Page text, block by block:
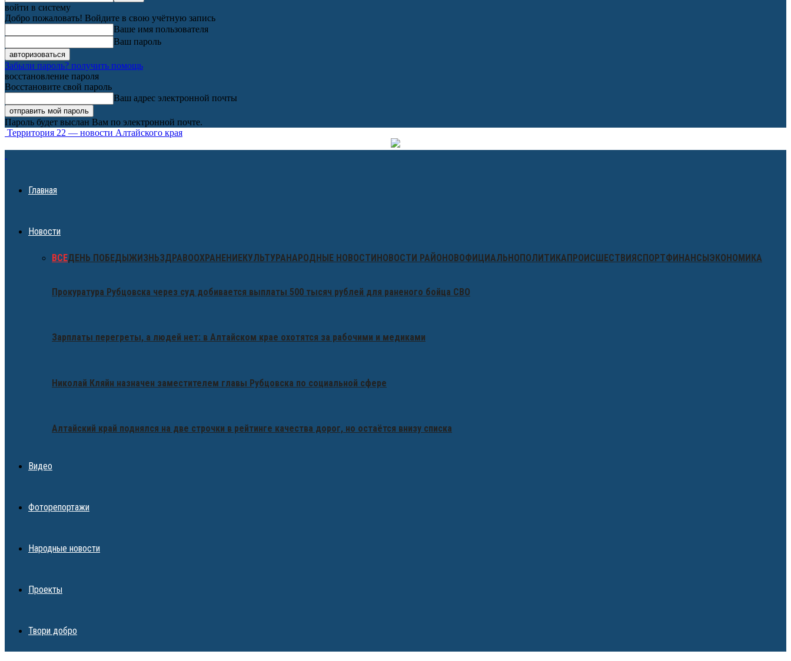
войти в систему
Добро пожаловать! Войдите в свою учётную запись
Ваше имя пользователя
Ваш пароль
Забыли пароль? получить помощь
восстановление пароля
Восстановите свой пароль
Ваш адрес электронной почты
Пароль будет выслан Вам по электронной почте.
Территория 22 — новости Алтайского края
Главная
Новости
ВСЕДЕНЬ ПОБЕДЫЖИЗНЬЗДРАВООХРАНЕНИЕКУЛЬТУРАНАРОДНЫЕ НОВОСТИНОВОСТИ РАЙОНОВОФИЦИАЛЬНОПОЛИТИКАПРОИСШЕСТВИЯСПОРТФИНАНСЫЭКОНОМИКА
Прокуратура Рубцовска через суд добивается выплаты 500 тысяч рублей для раненого бойца СВО
Зарплаты перегреты, а людей нет: в Алтайском крае охотятся за рабочими и медиками
Николай Кляйн назначен заместителем главы Рубцовска по социальной сфере
Алтайский край поднялся на две строчки в рейтинге качества дорог, но остаётся внизу списка
Видео
Фоторепортажи
Народные новости
Проекты
Твори добро